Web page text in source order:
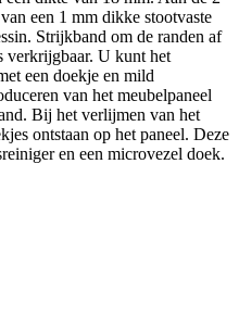
een 1 mm dikke stootvaste
Strijkband om de randen af
verkrijgbaar. U kunt het
een doekje en mild
van het meubelpaneel
Bij het verlijmen van het
ontstaan op het paneel. Deze
en een microvezel doek.